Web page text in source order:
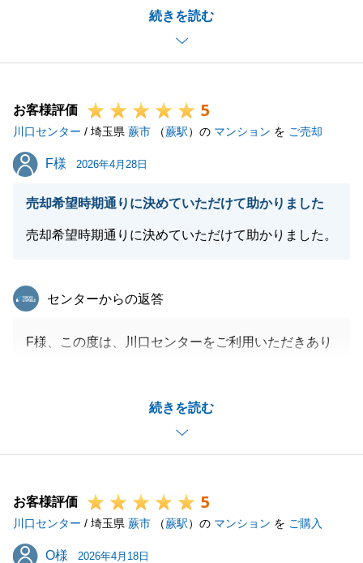
続きを読む
結果的に最初にご案内させていただいた方が買主様と
なりましたが、お引き渡しまでに時間を要しまして申
し訳ございません。
くお待ちいただき感謝申し上げます。
また何かご相談等、お力になれる事がございました
ら、是非ご連絡を頂戴できればと思っております。
今後とも弊社をご愛顧賜りますよう、お願い申し上げ
ます。
お客様評価 5
川口センター / 埼玉県 蕨市 （蕨駅）の マンション を ご売却
F様
F様 2026年4月28日
売却希望時期通りに決めていただけて助かりました
売却希望時期通りに決めていただけて助かりました。
続きを読む
東急リバブル
センターからの返答
F様、この度は、川口センターをご利用いただきあり
誠にありがとうございました。
ご家族様皆様のご健勝を願っております。
また、お困り事がございましたら、何なりとお申し付
何卒よろしくお願い申し上げます。
お客様評価 5
川口センター / 埼玉県 蕨市 （蕨駅）の マンション を ご購入
O様
O様 2026年4月18日